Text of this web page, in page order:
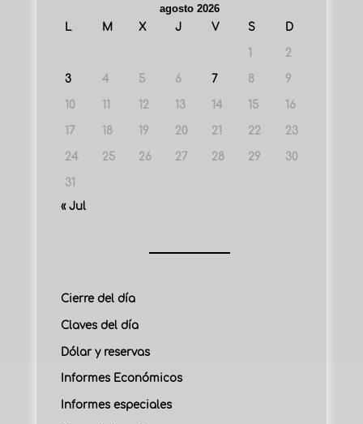
agosto 2026
L
M X J V S D
1 2
3 4 5 6 7 8 9
10 11 12 13 14 15 16
17 18 19 20 21 22 23
24 25 26 27 28 29 30
31
« Jul
Cierre del día
Claves del día
Dólar y reservas
Informes Económicos
Informes especiales